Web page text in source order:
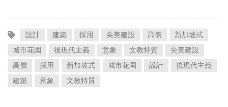
設計 建築 採用 尖美建設 高價
新加坡式
城市花園
後現代主義 意象 文教特質
尖美建設
高價
採用 新加坡式 城市花園 設計
後現代主義
建築
意象 文教特質